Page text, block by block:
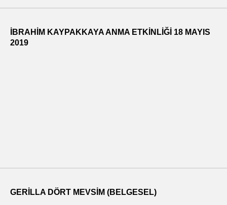
İBRAHİM KAYPAKKAYA ANMA ETKİNLİĞİ 18 MAYIS
2019
GERILLA DÖRT MEVSIM (BELGESEL)